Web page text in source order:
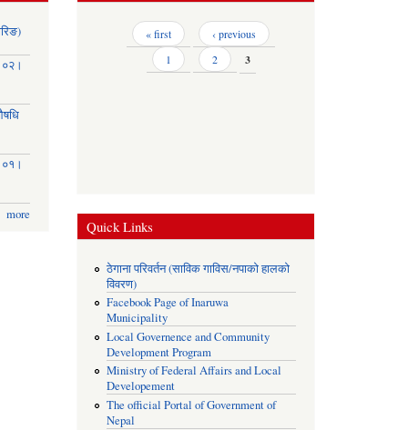
more
Pages « first
‹ previous
1
2 3
Quick Links
ठेगाना परिवर्तन (साविक गाविस/नपाको हालको
विवरण)
Facebook Page of Inaruwa
Municipality
Local Governence and Community
Development Program
Ministry of Federal Affairs and Local
Developement
The official Portal of Government of
Nepal